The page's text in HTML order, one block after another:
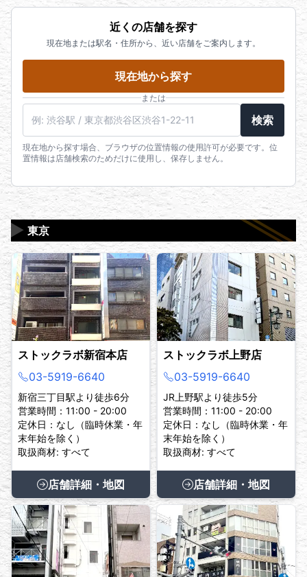
近くの店舗を探す
現在地または駅名・住所から、近い店舗をご案内します。
現在地から探す
または
検索
現在地から探す場合、ブラウザの位置情報の使用許可が必要です。位
置情報は店舗検索のためだけに使用し、保存しません。
東京
▶
ストックラボ新宿本店
03-5919-6640
新宿三丁目駅より徒歩6分
営業時間：11:00 - 20:00
定休日：なし（臨時休業・年
末年始を除く）
取扱商材: すべて
店舗詳細・地図
ストックラボ上野店
03-5919-6640
JR上野駅より徒歩5分
営業時間：11:00 - 20:00
定休日：なし（臨時休業・年
末年始を除く）
取扱商材: すべて
店舗詳細・地図